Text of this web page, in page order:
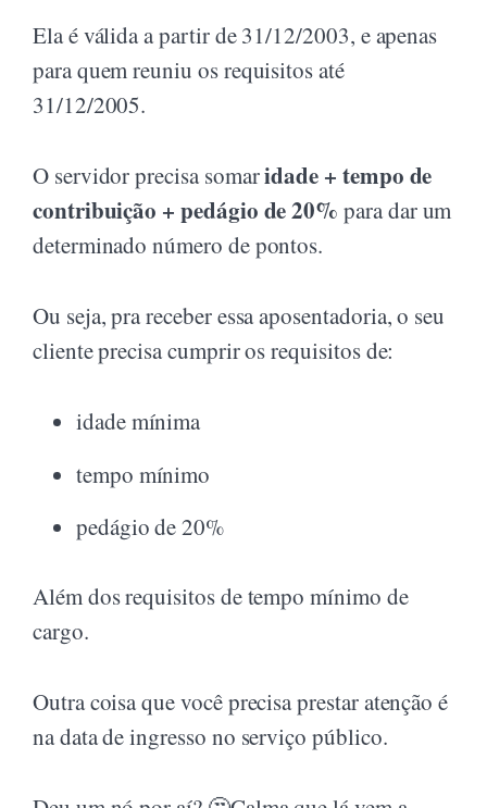
Ela é válida a partir de 31/12/2003, e apenas
para quem reuniu os requisitos até
31/12/2005.
O servidor precisa somaridade + tempo de
contribuição + pedágio de 20% para dar um
determinado número de pontos.
Ou seja, pra receber essa aposentadoria, o seu
cliente precisa cumprir os requisitos de:
idade mínima
tempo mínimo
pedágio de 20%
Além dos requisitos de tempo mínimo de
cargo.
Outra coisa que você precisa prestar atenção é
na data de ingresso no serviço público.